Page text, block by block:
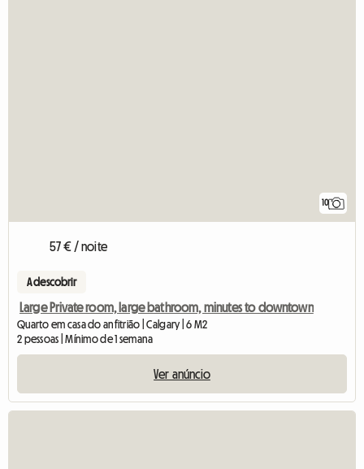
10
57 € / noite
A descobrir
Large Private room, large bathroom, minutes to downtown
Quarto em casa do anfitrião | Calgary | 6 M2
2 pessoas | Mínimo de 1 semana
Ver anúncio